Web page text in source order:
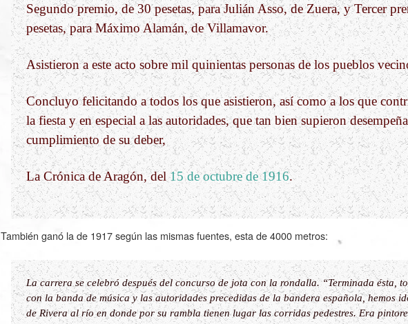
Segundo premio, de 30 pesetas, para Julián Asso, de Zuera, y Tercer
pesetas, para Máximo Alamán, de Villamavor.
Asistieron a este acto sobre mil quinientas personas de los pueblos
Concluyo felicitando a todos los que asistieron, así como a los que
la fiesta y en especial a las autoridades, que tan bien supieron
cumplimiento de su deber,
La Crónica de Aragón, del15 de octubre de 1916.
También ganó la de 1917según las mismas fuentes, esta de 4000 metros:
La carrera se celebró después del concurso de jota con la rondalla. “Terminada ésta,
con la banda de música y las autoridades precedidas de la bandera española, hemos
de Rivera al río en donde por su rambla tienen lugar las corridas pedestres. Era